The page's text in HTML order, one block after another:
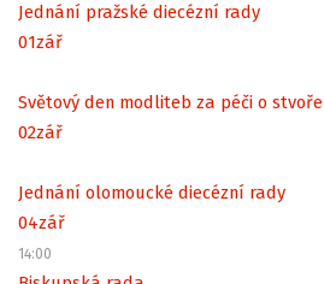
Jednání pražské diecézní rady
01zář
Světový den modliteb za péči o
02zář
Jednání olomoucké diecézní rady
04zář
14:00